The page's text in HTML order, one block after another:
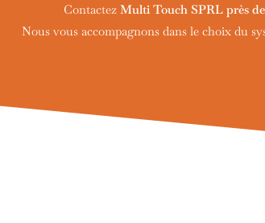
Contactez Multi Touch SPRL près
Nous vous accompagnons dans le choix du